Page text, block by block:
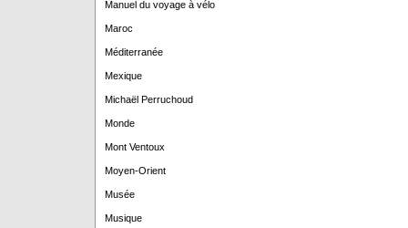
Manuel du voyage à vélo
Maroc
Méditerranée
Mexique
Michaël Perruchoud
Monde
Mont Ventoux
Moyen-Orient
Musée
Musique